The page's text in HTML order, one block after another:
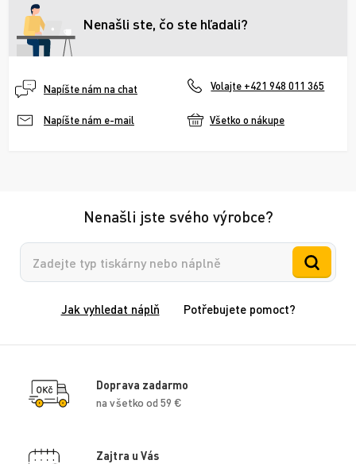
Nenašli ste, čo ste hľadali?
Napíšte nám na chat Volajte +421 948 011 365
Napíšte nám e-mail Všetko o nákupe
Nenašli jste svého výrobce?
Vyhledávání
Jak vyhledat náplň Potřebujete pomoct?
Doprava zadarmo
na všetko od 59 €
Zajtra u Vás